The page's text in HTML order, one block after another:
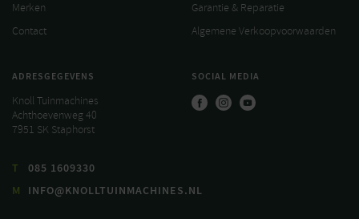
Merken
Contact
Garantie & Reparatie
Algemene Verkoopvoorwaarden
ADRESGEGEVENS
Knoll Tuinmachines
Achthoevenweg 40
7951 SK Staphorst
T
085 1609330
M
INFO@KNOLLTUINMACHINES.NL
SOCIAL MEDIA